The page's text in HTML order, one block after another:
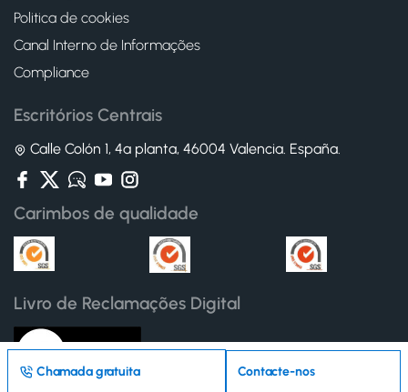
Chamada gratuita Contacte-nos
Politica de cookies
Canal Interno de Informações
Compliance
Escritórios Centrais
Calle Colón 1, 4ª planta, 46004 Valencia. España.
Carimbos de qualidade
Livro de Reclamações Digital